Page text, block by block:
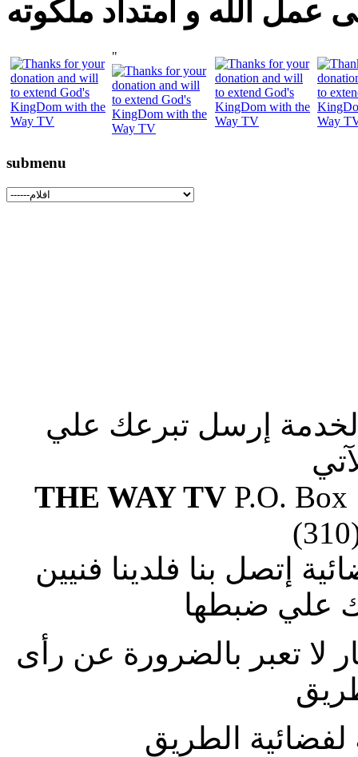
عمل الله و امتداد ملكوته
"
submenu
إرسل تبرعك علي
THE WAY TVP.O. Box
إتصل بنا فلدينا فنيين
علي ضبطها
لا تعبر بالضرورة عن رأى
الطريق